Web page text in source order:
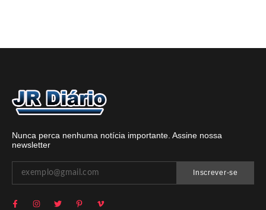
Nunca perca nenhuma notícia importante. Assine nossa
newsletter
Inscrever-se